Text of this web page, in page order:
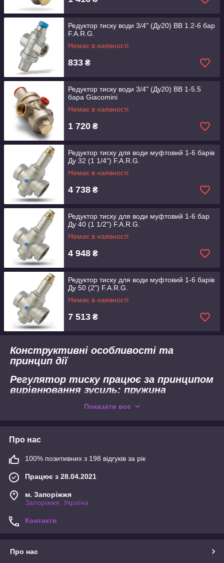
Редуктор тиску води 3/4" (Ду20) ВВ 1.2-6 бар
F.A.R.G.
Немає в наявності
833 ₴
Редуктор тиску води 3/4" (Ду20) ВВ 1-5.5
бара Giacomini
Немає в наявності
1 720 ₴
Редуктор тиску для води муфтовий 1-6 барів
Ду 32 (1 1/4") F.A.R.G.
Немає в наявності
4 738 ₴
Редуктор тиску для води муфтовий 1-6 бар
Ду 40 (1 1/2") F.A.R.G.
Немає в наявності
4 948 ₴
Редуктор тиску для води муфтовий 1-6 барів
Ду 50 (2") F.A.R.G.
Немає в наявності
7 513 ₴
Конструктивні особливості та
принцип дії
Регулятор тиску працює за принципом
вирівнювання зусиль: пружина
елемент (поршень або мембрану). При
звужується, підтримуючи на виході
стабільно задане значення (зазвичай
заводське налаштування становить 3
бар).
Класифікація редукторів у групі:
надійне рішення. Регулюючим
обов'язкового встановлення
Показати все
Про нас
100% позитивних з 198 відгуків за рік
Працює з 28.04.2021
м. Запоріжжя
Запоріжжя, Україна
Контакти
Про нас